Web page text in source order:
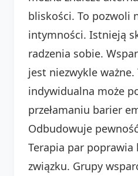
bliskości. To pozwoli
intymności. Istnieją
radzenia sobie.
jest niezwykle ważne.
indywidualna może
przełamaniu barier
Odbudowuje
Terapia par
związku. Grupy